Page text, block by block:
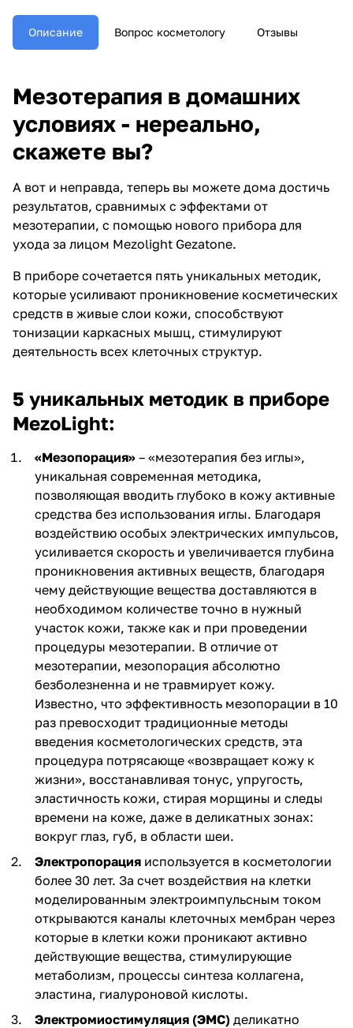
Описание Вопрос косметологу Отзывы
Мезотерапия в домашних
условиях - нереально,
скажете вы?
А вот и неправда, теперь вы можете дома достичь
результатов, сравнимых с эффектами от
мезотерапии, с помощью нового прибора для
ухода за лицом Mezolight Gezatone.
В приборе сочетается пять уникальных методик,
которые усиливают проникновение косметических
средств в живые слои кожи, способствуют
тонизации каркасных мышц, стимулируют
деятельность всех клеточных структур.
5 уникальных методик в приборе
MezoLight:
«Мезопорация» – «мезотерапия без иглы»,
уникальная современная методика,
позволяющая вводить глубоко в кожу активные
средства без использования иглы. Благодаря
воздействию особых электрических импульсов,
усиливается скорость и увеличивается глубина
проникновения активных веществ, благодаря
чему действующие вещества доставляются в
необходимом количестве точно в нужный
участок кожи, также как и при проведении
процедуры мезотерапии. В отличие от
мезотерапии, мезопорация абсолютно
безболезненна и не травмирует кожу.
Известно, что эффективность мезопорации в 10
раз превосходит традиционные методы
введения косметологических средств, эта
процедура потрясающе «возвращает кожу к
жизни», восстанавливая тонус, упругость,
эластичность кожи, стирая морщины и следы
времени на коже, даже в деликатных зонах:
вокруг глаз, губ, в области шеи.
Электропорация используется в косметологии
более 30 лет. За счет воздействия на клетки
моделированным электроимпульсным током
открываются каналы клеточных мембран через
которые в клетки кожи проникают активно
действующие вещества, стимулирующие
метаболизм, процессы синтеза коллагена,
эластина, гиалуроновой кислоты.
Электромиостимуляция (ЭМС) деликатно